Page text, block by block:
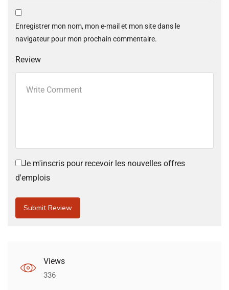
Enregistrer mon nom, mon e-mail et mon site dans le
navigateur pour mon prochain commentaire.
Review
Je m'inscris pour recevoir les nouvelles offres
d'emplois
Views
336